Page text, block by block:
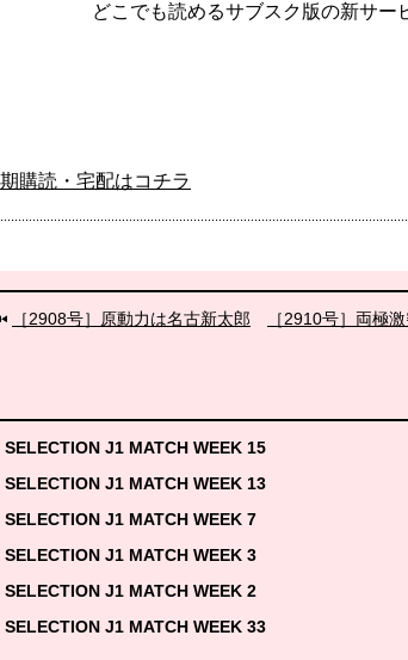
どこでも読めるサブスク版の新サー
購読・宅配はコチラ
［2908号］原動力は名古新太郎 ［2910号］両極
SELECTION J1 MATCH WEEK 15
SELECTION J1 MATCH WEEK 13
SELECTION J1 MATCH WEEK 7
SELECTION J1 MATCH WEEK 3
SELECTION J1 MATCH WEEK 2
SELECTION J1 MATCH WEEK 33